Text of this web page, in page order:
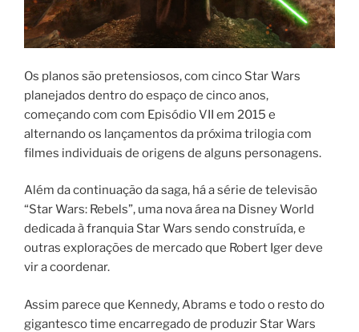
Os planos são pretensiosos, com cinco Star Wars
planejados dentro do espaço de cinco anos,
começando com com Episódio VII em 2015 e
alternando os lançamentos da próxima trilogia com
filmes individuais de origens de alguns personagens.
Além da continuação da saga, há a série de televisão
“Star Wars: Rebels”, uma nova área na Disney World
dedicada à franquia Star Wars sendo construída, e
outras explorações de mercado que Robert Iger deve
vir a coordenar.
Assim parece que Kennedy, Abrams e todo o resto do
gigantesco time encarregado de produzir Star Wars